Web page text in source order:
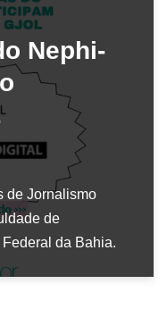
Nephi-
de Jornalismo
de
da Bahia.